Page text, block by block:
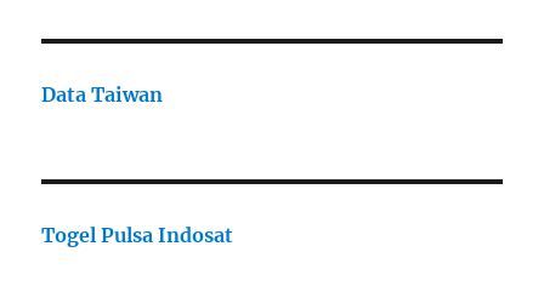
Data Taiwan
Togel Pulsa Indosat